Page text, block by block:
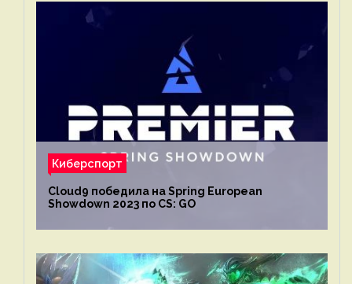
Киберспорт
Cloud9 победила на Spring European
Showdown 2023 по CS: GO